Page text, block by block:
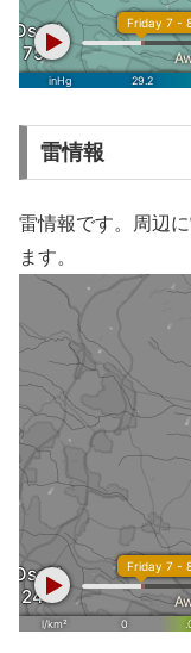
雷情報
雷情報です。周辺
ます。